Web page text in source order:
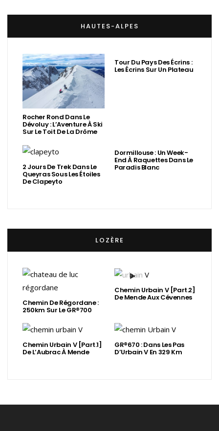
HAUTES-ALPES
Rocher Rond Dans Le
Dévoluy : L’Aventure À Ski
Sur Le Toit De La Drôme
Tour Du Pays Des Écrins :
Les Écrins Sur Un Plateau
2 Jours De Trek Dans Le
Queyras Sous Les Étoiles
De Clapeyto
Dormillouse : Un Week-
End À Raquettes Dans Le
Paradis Blanc
LOZÈRE
Chemin De Régordane :
250km Sur Le GR®700
Chemin Urbain V [Part.2]
De Mende Aux Cévennes
Chemin Urbain V [Part.1]
De L’Aubrac À Mende
GR®670 : Dans Les Pas
D’Urbain V En 329 Km